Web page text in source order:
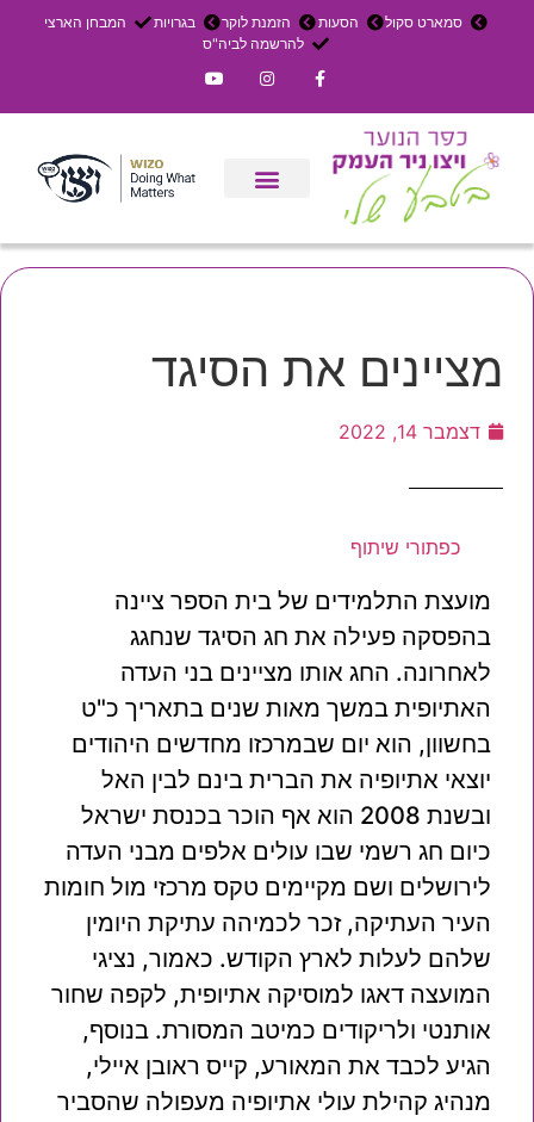
סמארט סקול הסעות הזמנת לוקר בגרויות
המבחן הארצי
להרשמה לביה"ס
מציינים את הסיגד
דצמבר 14, 2022
כפתורי שיתוף
מועצת התלמידים של בית הספר ציינה
בהפסקה פעילה את חג הסיגד שנחגג
לאחרונה. החג אותו מציינים בני העדה
האתיופית במשך מאות שנים בתאריך כ"ט
בחשוון, הוא יום שבמרכזו מחדשים היהודים
יוצאי אתיופיה את הברית בינם לבין האל
ובשנת 2008 הוא אף הוכר בכנסת ישראל
כיום חג רשמי שבו עולים אלפים מבני העדה
לירושלים ושם מקיימים טקס מרכזי מול חומות
העיר העתיקה, זכר לכמיהה עתיקת היומין
שלהם לעלות לארץ הקודש. כאמור, נציגי
המועצה דאגו למוסיקה אתיופית, לקפה שחור
אותנטי ולריקודים כמיטב המסורת. בנוסף,
הגיע לכבד את המאורע, קייס ראובן איילי,
מנהיג קהילת עולי אתיופיה מעפולה שהסביר